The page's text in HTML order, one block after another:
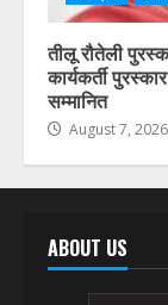
तीलू रौतेली
कार्यकर्ती
सम्मानित
August 7, 2026
ABOUT US